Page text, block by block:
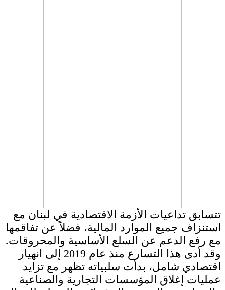
تتسابق تداعيات الأزمة الاقتصادية في لبنان مع
استنزاف جميع الموارد المالية، فضلاً عن تفاقمها
مع رفع الدعم عن السلع الأساسية والمحروقات.
وقد أدى هذا التسارع منذ عام 2019 إلى انهيار
اقتصادي شامل، بدأت سلبياته تظهر مع تزايد
عمليات إغلاق المؤسسات التجارية والصناعية